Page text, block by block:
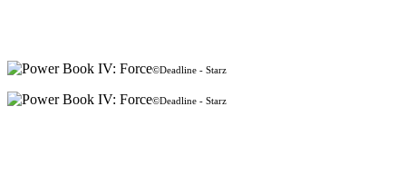
©Deadline - Starz
©Deadline - Starz